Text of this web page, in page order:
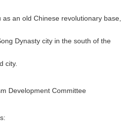
an old Chinese revolutionary base,
Dynasty city in the south of the
city.
Development Committee